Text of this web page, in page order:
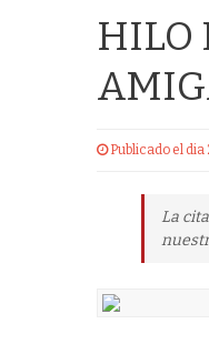
HILO
Publicado el dia
La